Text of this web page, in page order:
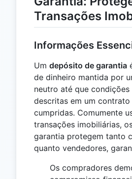
Transações
Informações
Um depósito de garantia
de dinheiro mantida por
neutro até que
descritas em um contrato
cumpridas. Comumente
transações imobiliárias,
garantia protegem tanto
quanto vendedores,
Os compradores